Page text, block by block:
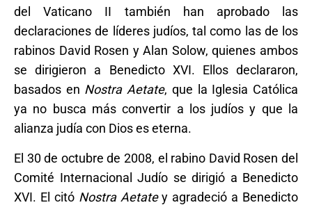
del Vaticano II también han aprobado las
declaraciones de líderes judíos, tal como las de los
rabinos David Rosen y Alan Solow, quienes ambos
se dirigieron a Benedicto XVI. Ellos declararon,
basados en Nostra Aetate, que la Iglesia Católica
ya no busca más convertir a los judíos y que la
alianza judía con Dios es eterna.
El 30 de octubre de 2008, el rabino David Rosen del
Comité Internacional Judío se dirigió a Benedicto
XVI. El citó Nostra Aetatey agradeció a Benedicto